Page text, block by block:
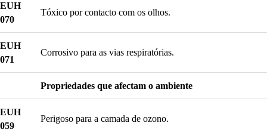
EUH
070
Tóxico por contacto com os olhos.
EUH
071
Corrosivo para as vias respiratórias.
Propriedades que afectam o ambiente
EUH
059
Perigoso para a camada de ozono.